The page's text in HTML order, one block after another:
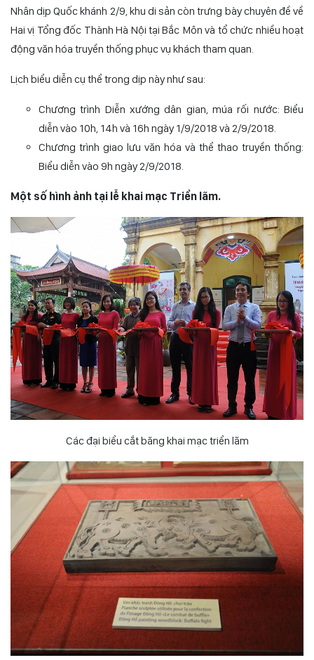
Nhân dịp Quốc khánh 2/9, khu di sản còn trưng bày chuyên đề về
Hai vị Tổng đốc Thành Hà Nội tại Bắc Môn và tổ chức nhiều hoạt
động văn hóa truyền thống phục vụ khách tham quan.
Lịch biểu diễn cụ thể trong dịp này như sau:
Chương trình Diễn xướng dân gian, múa rối nước: Biểu
diễn vào 10h, 14h và 16h ngày 1/9/2018 và 2/9/2018.
Chương trình giao lưu văn hóa và thể thao truyền thống:
Biểu diễn vào 9h ngày 2/9/2018.
Một số hình ảnh tại lễ khai mạc Triển lãm.
Các đại biểu cắt băng khai mạc triển lãm